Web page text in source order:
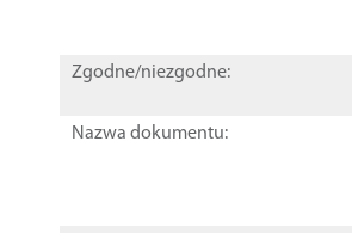
Zgodne/niezgodne:
Nazwa dokumentu: